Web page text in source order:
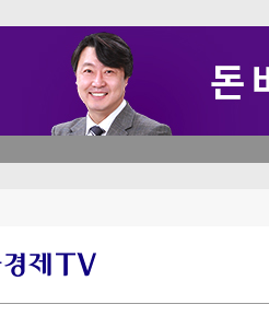
, 트래블월렛과 업무협약…디지털 자산·
기 영업이익 560억원…1.1%↓(종합)